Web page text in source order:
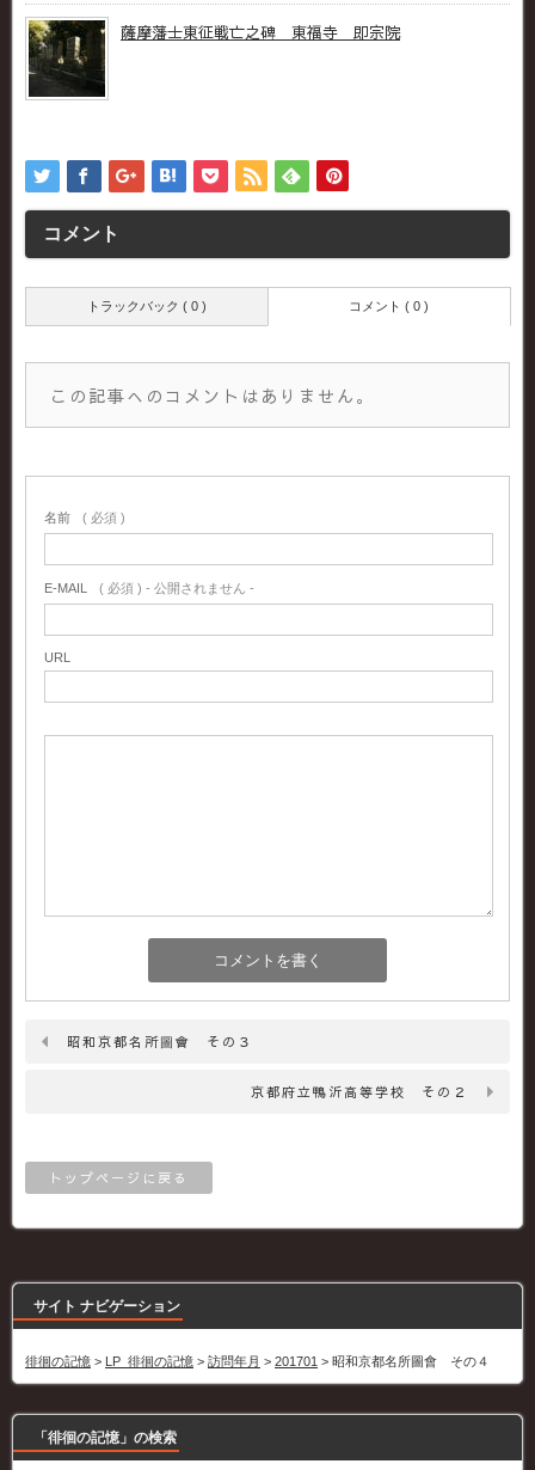
薩摩藩士東征戦亡之碑 東福寺 即宗院
コメント
トラックバック ( 0 ) コメント ( 0 )
この記事へのコメントはありません。
名前 ( 必須 )
E-MAIL ( 必須 ) - 公開されません -
URL
昭和京都名所圖會 その３
京都府立鴨沂高等学校 その２
トップページに戻る
サイト ナビゲーション
徘徊の記憶 > LP_徘徊の記憶 > 訪問年月 > 201701 > 昭和京都名所圖會 その４
「徘徊の記憶」の検索